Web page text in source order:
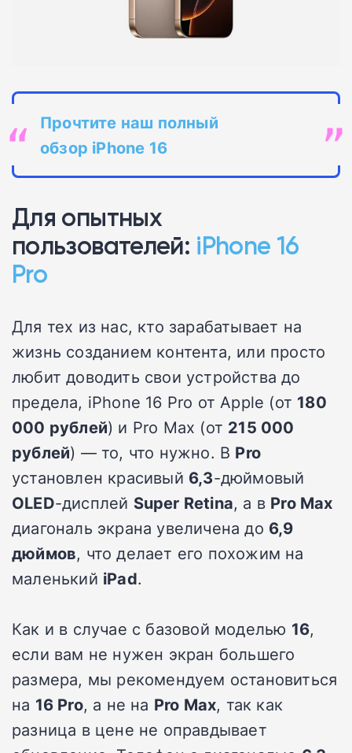
Прочтите наш полный
обзор iPhone 16
Для опытных
пользователей: iPhone 16
Pro
Для тех из нас, кто зарабатывает на
жизнь созданием контента, или просто
любит доводить свои устройства до
предела, iPhone 16 Pro от Apple (от 180
000 рублей) и Pro Max (от 215 000
рублей) — то, что нужно. В Pro
установлен красивый 6,3-дюймовый
OLED-дисплей Super Retina, а в Pro Max
диагональ экрана увеличена до 6,9
дюймов, что делает его похожим на
маленький iPad.
Как и в случае с базовой моделью 16,
если вам не нужен экран большего
размера, мы рекомендуем остановиться
на 16 Pro, а не на Pro Max, так как
разница в цене не оправдывает